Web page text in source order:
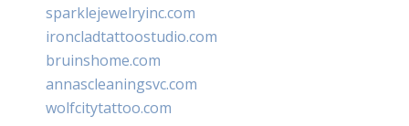
sparklejewelryinc.com
ironcladtattoostudio.com
bruinshome.com
annascleaningsvc.com
wolfcitytattoo.com